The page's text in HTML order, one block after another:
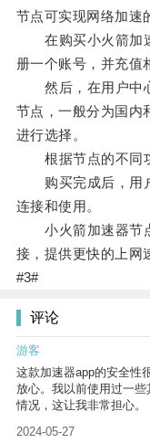
节点可实现网络加速
在购买小火箭加速
册一个账号，并充值
然后，在用户中心
节点，一般分为国内
进行选择。
根据节点的不同功
购买完成后，用户
连接和使用。
小火箭加速器节点
接，提供更快的上网
#3#
评论
游客
这款加速器app的安全性
放心。我以前使用过一
情况，这让我非常担心。
2024-05-27